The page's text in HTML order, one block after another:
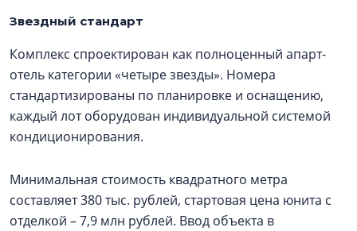
Звездный стандарт
Комплекс спроектирован как полноценный апарт-
отель категории «четыре звезды». Номера
стандартизированы по планировке и оснащению,
каждый лот оборудован индивидуальной системой
кондиционирования.
Минимальная стоимость квадратного метра
составляет 380 тыс. рублей, стартовая цена юнита с
отделкой – 7,9 млн рублей. Ввод объекта в